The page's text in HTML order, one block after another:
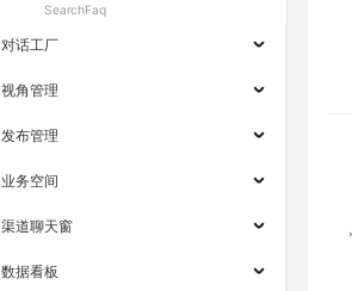
SearchFaq
对话工厂
视角管理
发布管理
业务空间
渠道聊天窗
数据看板